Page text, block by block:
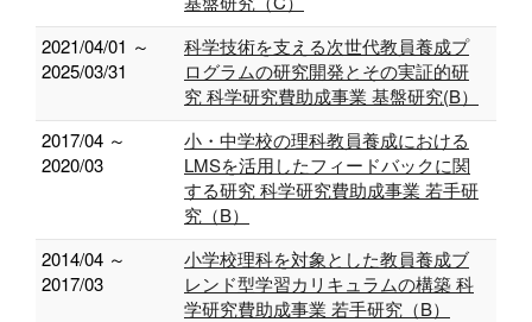
2021/04/01 ～
2025/03/31
科学技術を支える次世代教員養成プ
ログラムの研究開発とその実証的研
究 科学研究費助成事業 基盤研究(B）
2017/04 ～
2020/03
小・中学校の理科教員養成における
LMSを活用したフィードバックに関
する研究 科学研究費助成事業 若手研
究（B）
2014/04 ～
2017/03
小学校理科を対象とした教員養成ブ
レンド型学習カリキュラムの構築 科
学研究費助成事業 若手研究（B）